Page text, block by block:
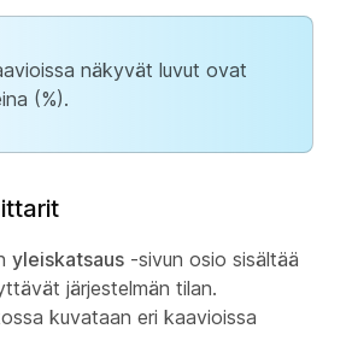
näkyvät luvut ovat
(%).
yleiskatsaus -sivun osio sisältää
järjestelmän tilan.
kuvataan eri kaavioissa